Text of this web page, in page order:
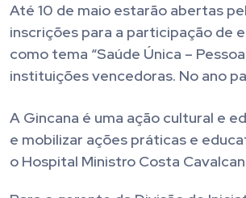
Até 10 de maio estarão abertas
inscrições para a participação de
como tema “Saúde Única –
instituições vencedoras. No ano
A Gincana é uma ação cultural e
e mobilizar ações práticas e
o Hospital Ministro Costa